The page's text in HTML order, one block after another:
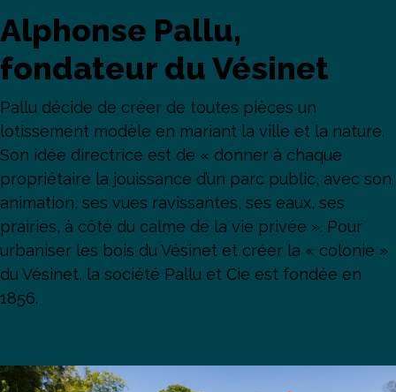
Alphonse Pallu,
fondateur du Vésinet
Pallu décide de créer de toutes pièces un
lotissement modèle en mariant la ville et la nature.
Son idée directrice est de « donner à chaque
propriétaire la jouissance d’un parc public, avec son
animation, ses vues ravissantes, ses eaux, ses
prairies, à côté du calme de la vie privée ». Pour
urbaniser les bois du Vésinet et créer la « colonie »
du Vésinet, la société Pallu et Cie est fondée en
1856.